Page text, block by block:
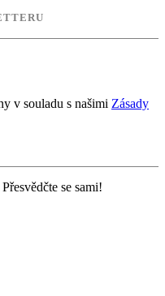
v souladu s našimi Zásady
se sami!